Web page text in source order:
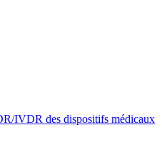
IVDR des dispositifs médicaux